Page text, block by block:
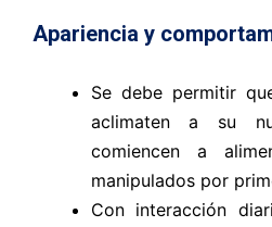
Apariencia y
Se debe permitir
aclimaten a su
comiencen a
manipulados por
Con interacción